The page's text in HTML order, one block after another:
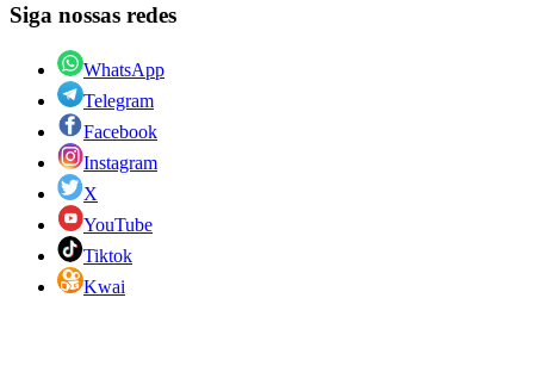
Siga nossas redes
WhatsApp
Telegram
Facebook
Instagram
X
YouTube
Tiktok
Kwai